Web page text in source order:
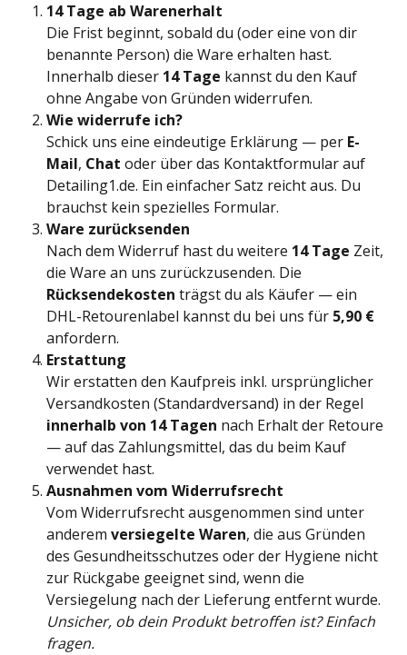
14 Tage ab Warenerhalt
Die Frist beginnt, sobald du (oder eine von dir
benannte Person) die Ware erhalten hast.
Innerhalb dieser 14 Tage kannst du den Kauf
ohne Angabe von Gründen widerrufen.
Wie widerrufe ich?
Schick uns eine eindeutige Erklärung — per E-
Mail, Chat oder über das Kontaktformular auf
Detailing1.de. Ein einfacher Satz reicht aus. Du
brauchst kein spezielles Formular.
Ware zurücksenden
Nach dem Widerruf hast du weitere 14 Tage Zeit,
die Ware an uns zurückzusenden. Die
Rücksendekosten trägst du als Käufer — ein
DHL-Retourenlabel kannst du bei uns für 5,90 €
anfordern.
Erstattung
Wir erstatten den Kaufpreis inkl. ursprünglicher
Versandkosten (Standardversand) in der Regel
innerhalb von 14 Tagen nach Erhalt der Retoure
— auf das Zahlungsmittel, das du beim Kauf
verwendet hast.
Ausnahmen vom Widerrufsrecht
Vom Widerrufsrecht ausgenommen sind unter
anderem versiegelte Waren, die aus Gründen
des Gesundheitsschutzes oder der Hygiene nicht
zur Rückgabe geeignet sind, wenn die
Versiegelung nach der Lieferung entfernt wurde.
Unsicher, ob dein Produkt betroffen ist? Einfach
fragen.